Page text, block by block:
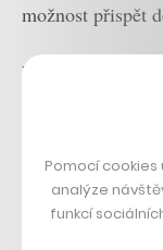
možnost přispět
V naplňování
osmičlenný tým.
nadchla Lada
kampaně
proseniorské
Pomocí
analýze
funkcí